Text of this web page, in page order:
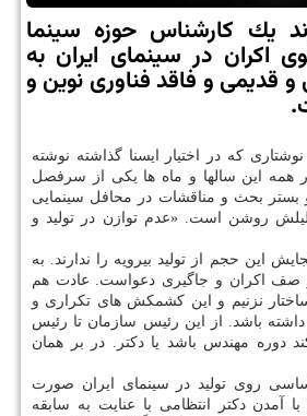
یك كارشناس حوزه سینما
اكران در سینمای ایران به
قدیمی و فاقد فناوری نوین و
كه در اختیار ایسنا گذاشته نوشته
همه این سالها و ماه ها یكی از سرفصل
بحث و مناقشات در محافل سینمایی
روشن است. «عدم توازن در تولید و
این حجم از تولید بیرویه را ندارند. به
اكران و جاگیری دعواست. عادت هم
نزنیم و این كشمكش های تكراری و
داشته باشد. از این رئیس سازمان تا رئیس
دوره مهندس باشد یا دكتر. در بر همان
روی تولید در سینمای ایران صورت
آمدن دكتر انتظامی با عنایت به سابقه